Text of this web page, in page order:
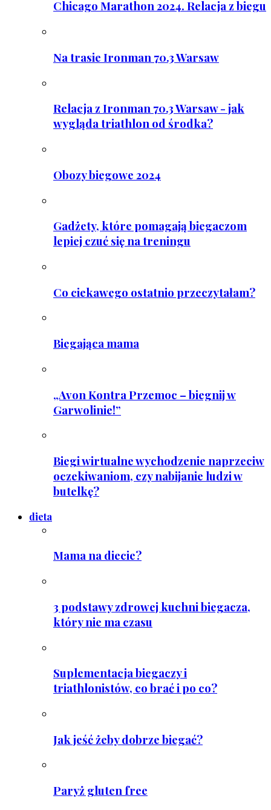
Chicago Marathon 2024. Relacja z biegu
Na trasie Ironman 70.3 Warsaw
Relacja z Ironman 70.3 Warsaw - jak
wygląda triathlon od środka?
Obozy biegowe 2024
Gadżety, które pomagają biegaczom
lepiej czuć się na treningu
Co ciekawego ostatnio przeczytałam?
Biegająca mama
„Avon Kontra Przemoc – biegnij w
Garwolinie!”
Biegi wirtualne wychodzenie naprzeciw
oczekiwaniom, czy nabijanie ludzi w
butelkę?
dieta
Mama na diecie?
3 podstawy zdrowej kuchni biegacza,
który nie ma czasu
Suplementacja biegaczy i
triathlonistów, co brać i po co?
Jak jeść żeby dobrze biegać?
Paryż gluten free